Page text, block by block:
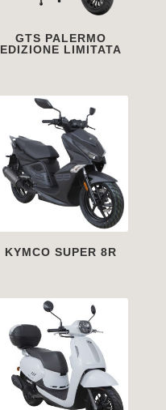
GTS PALERMO
EDIZIONE LIMITATA
KYMCO SUPER 8R